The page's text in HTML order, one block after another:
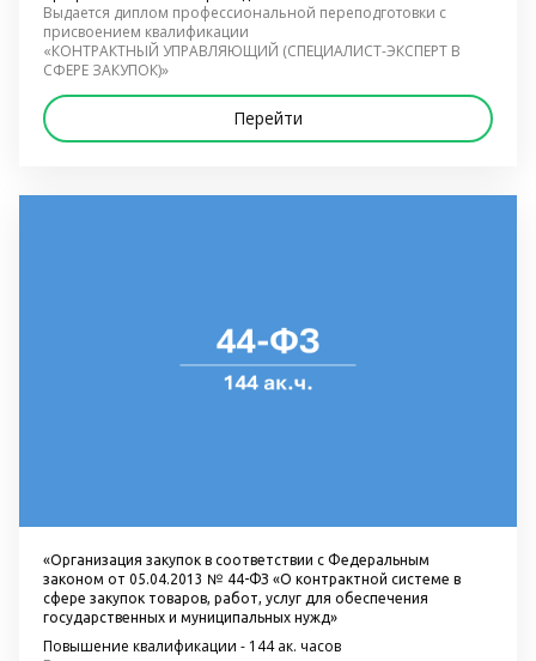
Выдается диплом профессиональной переподготовки с
присвоением квалификации
«КОНТРАКТНЫЙ УПРАВЛЯЮЩИЙ (СПЕЦИАЛИСТ-ЭКСПЕРТ В
СФЕРЕ ЗАКУПОК)»
Перейти
«Организация закупок в соответствии с Федеральным
законом от 05.04.2013 № 44-ФЗ «О контрактной системе в
сфере закупок товаров, работ, услуг для обеспечения
государственных и муниципальных нужд»
Повышение квалификации - 144 ак. часов